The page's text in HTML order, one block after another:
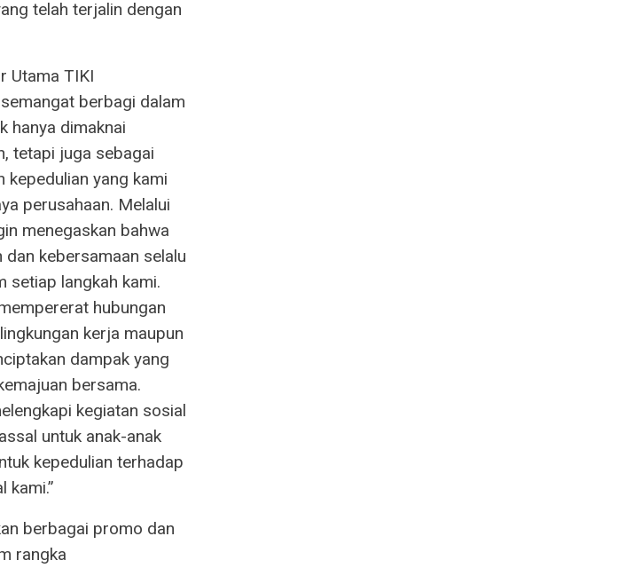
telah terjalin dengan
Utama TIKI
berbagi dalam
hanya dimaknai
tetapi juga sebagai
kepedulian yang kami
perusahaan. Melalui
menegaskan bahwa
dan kebersamaan selalu
setiap langkah kami.
hubungan
kerja maupun
dampak yang
bersama.
kegiatan sosial
untuk anak-anak
kepedulian terhadap
kami.”
berbagai promo dan
rangka